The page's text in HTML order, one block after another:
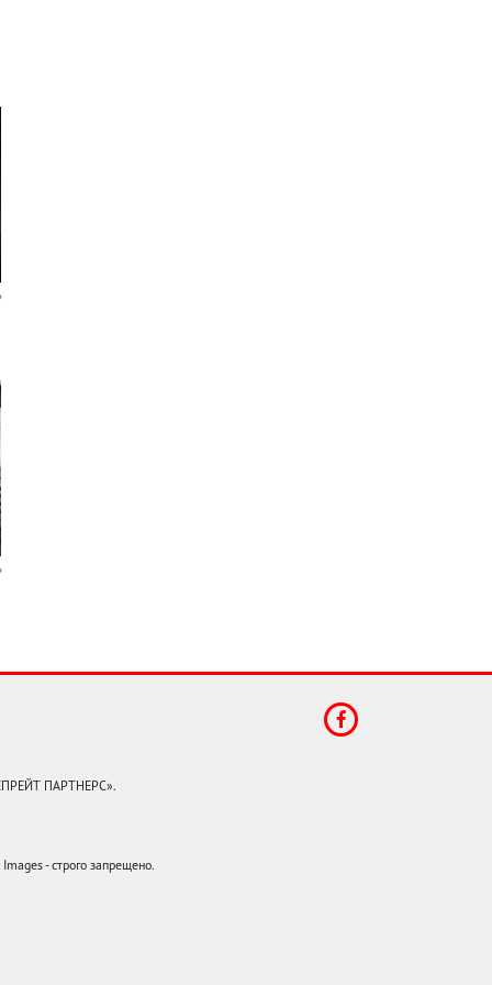
ПАРТНЕРС».
- строго запрещено.